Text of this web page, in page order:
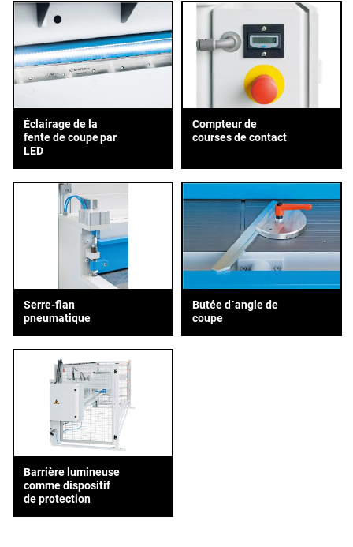
Éclairage de la
fente de coupe par
LED
Compteur de
courses de contact
Serre-flan
pneumatique
Butée d´angle de
coupe
Barrière lumineuse
comme dispositif
de protection